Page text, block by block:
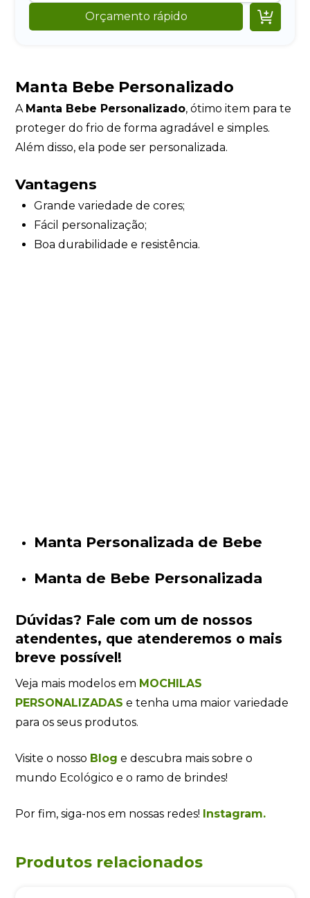
Orçamento rápido 
Manta Bebe Personalizado
A Manta Bebe Personalizado, ótimo item para te
proteger do frio de forma agradável e simples.
Além disso, ela pode ser personalizada.
Vantagens
Grande variedade de cores;
Fácil personalização;
Boa durabilidade e resistência.
Manta Personalizada de Bebe
Manta de Bebe Personalizada
Dúvidas? Fale com um de nossos
atendentes, que atenderemos o mais
breve possível!
Veja mais modelos em MOCHILAS
PERSONALIZADAS e tenha uma maior variedade
para os seus produtos.
Visite o nosso Blog e descubra mais sobre o
mundo Ecológico e o ramo de brindes!
Por fim, siga-nos em nossas redes! Instagram.
Produtos relacionados